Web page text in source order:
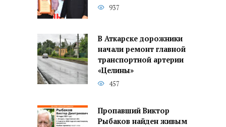
937
В Аткарске дорожники
начали ремонт главной
транспортной артерии
«Целины»
457
Пропавший Виктор
Рыбаков найден живым